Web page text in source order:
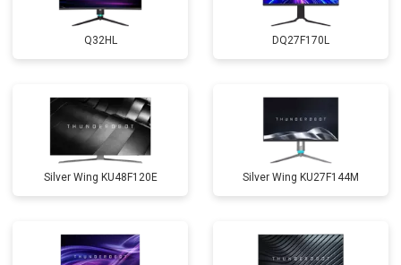
Q32HL DQ27F170L
Silver Wing KU48F120E Silver Wing KU27F144M